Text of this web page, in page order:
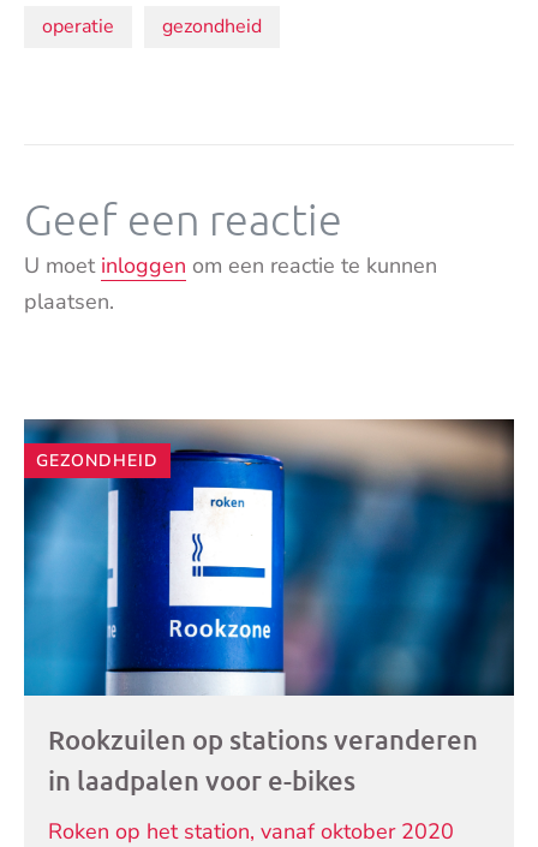
Onderwerpen:
operatie gezondheid
Geef een reactie
U moet inloggen om een reactie te kunnen
plaatsen.
Andere
artikelen
GEZONDHEID
Rookzuilen op stations veranderen
in laadpalen voor e-bikes
Roken op het station, vanaf oktober 2020